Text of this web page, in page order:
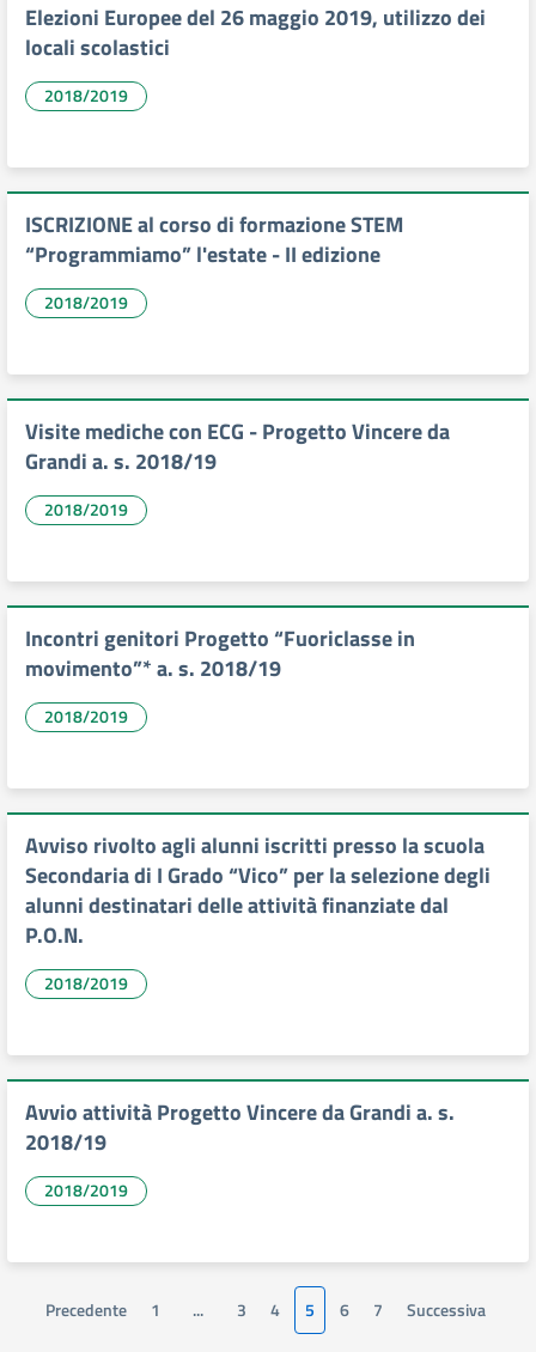
Elezioni Europee del 26 maggio 2019, utilizzo dei
locali scolastici
2018/2019
ISCRIZIONE al corso di formazione STEM
“Programmiamo” l'estate - II edizione
2018/2019
Visite mediche con ECG - Progetto Vincere da
Grandi a. s. 2018/19
2018/2019
Incontri genitori Progetto “Fuoriclasse in
movimento”* a. s. 2018/19
2018/2019
Avviso rivolto agli alunni iscritti presso la scuola
Secondaria di I Grado “Vico” per la selezione degli
alunni destinatari delle attività finanziate dal
P.O.N.
2018/2019
Avvio attività Progetto Vincere da Grandi a. s.
2018/19
2018/2019
Precedente 1 ... 3 4 5 6 7 Successiva